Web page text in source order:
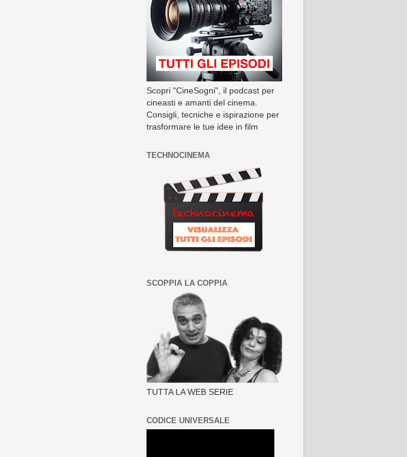
Scopri "CineSogni", il podcast per
cineasti e amanti del cinema.
Consigli, tecniche e ispirazione per
trasformare le tue idee in film
TECHNOCINEMA
SCOPPIA LA COPPIA
TUTTA LA WEB SERIE
CODICE UNIVERSALE